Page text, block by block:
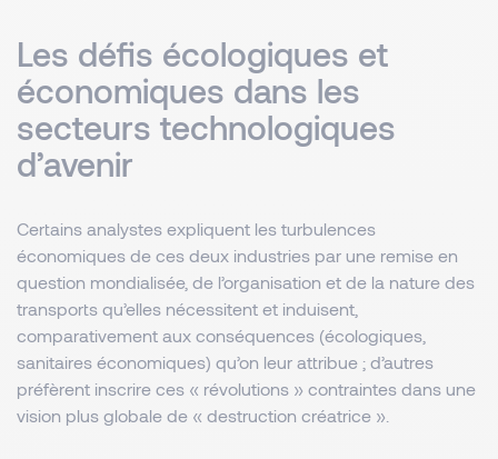
Les défis écologiques et
économiques dans les
secteurs technologiques
d’avenir
Certains analystes expliquent les turbulences
économiques de ces deux industries par une remise en
question mondialisée, de l’organisation et de la nature des
transports qu’elles nécessitent et induisent,
comparativement aux conséquences (écologiques,
sanitaires économiques) qu’on leur attribue ; d’autres
préfèrent inscrire ces « révolutions » contraintes dans une
vision plus globale de « destruction créatrice ».